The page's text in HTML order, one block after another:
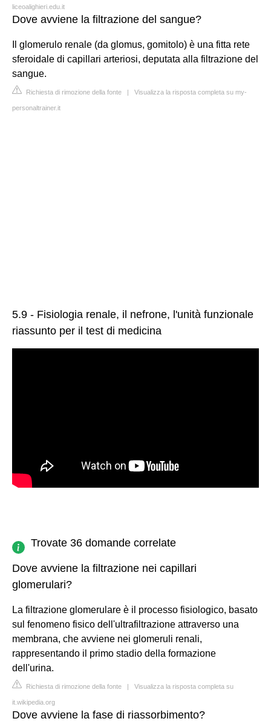
liceoalighieri.edu.it
Dove avviene la filtrazione del sangue?
Il glomerulo renale (da glomus, gomitolo) è una fitta rete
sferoidale di capillari arteriosi, deputata alla filtrazione del
sangue.
Richiesta di rimozione della fonte | Visualizza la risposta completa su my-
personaltrainer.it
5.9 - Fisiologia renale, il nefrone, l'unità funzionale
riassunto per il test di medicina
Trovate 36 domande correlate
Dove avviene la filtrazione nei capillari
glomerulari?
La filtrazione glomerulare è il processo fisiologico, basato
sul fenomeno fisico dell'ultrafiltrazione attraverso una
membrana, che avviene nei glomeruli renali,
rappresentando il primo stadio della formazione
dell'urina.
Richiesta di rimozione della fonte | Visualizza la risposta completa su
it.wikipedia.org
Dove avviene la fase di riassorbimento?